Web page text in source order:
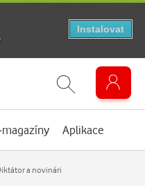
magazíny Aplikace
a novinári
Instalovat